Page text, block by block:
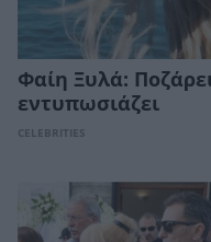
Φαίη Ξυλά:
εντυπωσιάζει
CELEBRITIES